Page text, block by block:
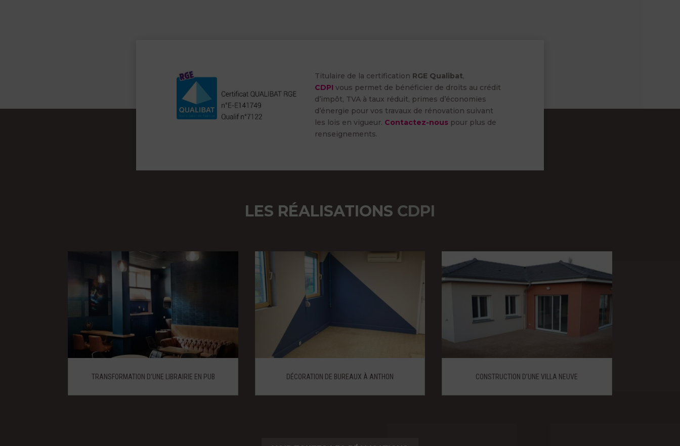
Titulaire de la certification RGE Qualibat,
CDPI vous permet de bénéficier de droits au crédit
d’impôt, TVA à taux réduit, primes d’économies
d’énergie pour vos travaux de rénovation suivant
les lois en vigueur. Contactez-nouspour plus de
renseignements.
LES RÉALISATIONS CDPI
TRANSFORMATION D’UNE LIBRAIRIE EN PUB DÉCORATION DE BUREAUX À ANTHON CONSTRUCTION D’UNE VILLA NEUVE